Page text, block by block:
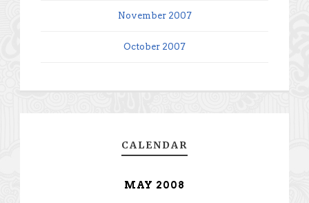
November 2007
October 2007
CALENDAR
MAY 2008